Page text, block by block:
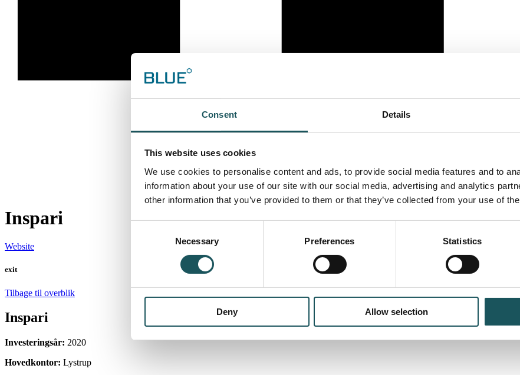
Consent Details
This website uses cookies
We use cookies to personalise content and ads, to provide social media features and to
information about your use of our site with our social media, advertising and analytics
other information that you’ve provided to them or that they’ve collected from your use of
Necessary Preferences Statistics
Deny Allow selection
Inspari
Website
exit
Tilbage til overblik
Inspari
Investeringsår: 2020
Hovedkontor: Lystrup